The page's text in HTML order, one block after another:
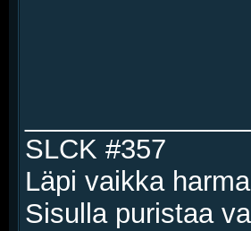
SLCK #357
Läpi vaikka
Sisulla puristaa